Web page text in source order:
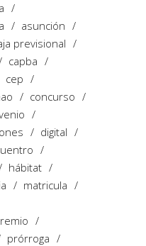
asunción
previsional
capba
cep
concurso
digital
hábitat
matricula
prórroga